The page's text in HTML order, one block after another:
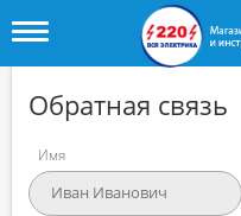
Toggle
Обратная связь
Имя